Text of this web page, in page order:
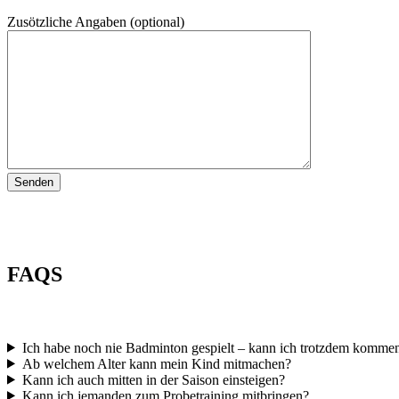
Zusötzliche Angaben (optional)
FAQS
Ich habe noch nie Badminton gespielt – kann ich trotzdem
Ab welchem Alter kann mein Kind mitmachen?
Kann ich auch mitten in der Saison einsteigen?
Kann ich jemanden zum Probetraining mitbringen?